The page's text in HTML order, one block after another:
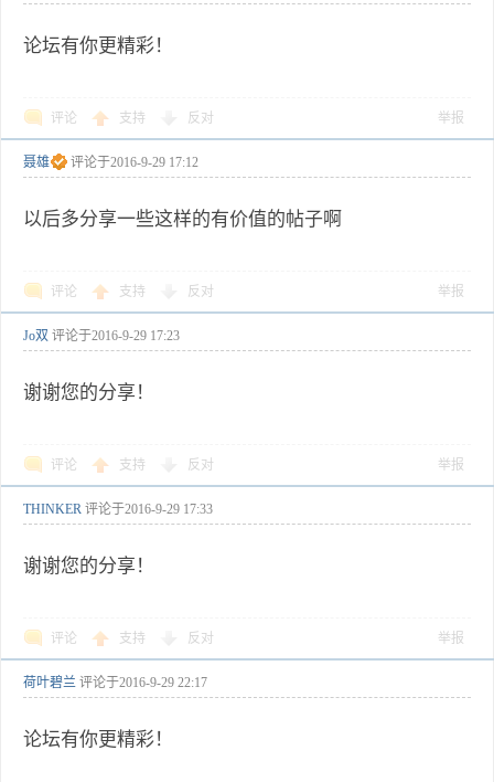
论坛有你更精彩！
评论 支持 反对 举报
聂雄 评论于2016-9-29 17:12
以后多分享一些这样的有价值的帖子啊
评论 支持 反对 举报
Jo双 评论于2016-9-29 17:23
谢谢您的分享！
评论 支持 反对 举报
THINKER 评论于2016-9-29 17:33
谢谢您的分享！
评论 支持 反对 举报
荷叶碧兰 评论于2016-9-29 22:17
论坛有你更精彩！